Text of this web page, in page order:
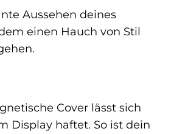
Aussehen deines
einen Hauch von Stil
Cover lässt sich
Display haftet. So ist dein